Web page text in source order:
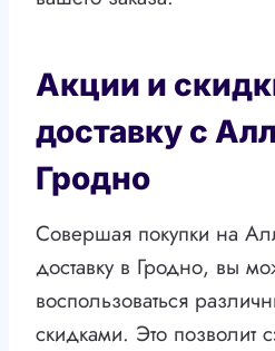
Акции и
доставку с
Гродно
Совершая покупки на
доставку в Гродно, вы
воспользоваться
скидками. Это позволит